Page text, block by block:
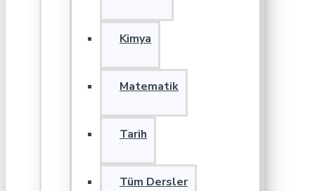
Kimya
Matematik
Tarih
Tüm Dersler